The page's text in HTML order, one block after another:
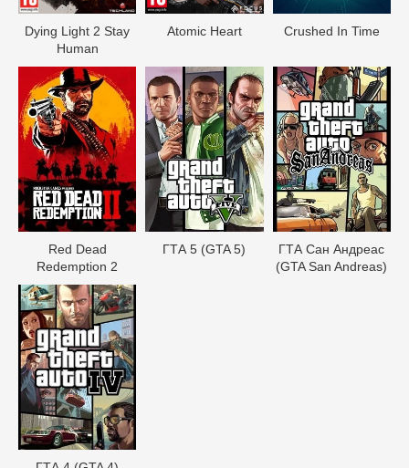
Dying Light 2 Stay
Human
Atomic Heart Crushed In Time
Red Dead
Redеmption 2
ГТА 5 (GTA 5)
ГТА Сан Андреас
(GTA San Andreas)